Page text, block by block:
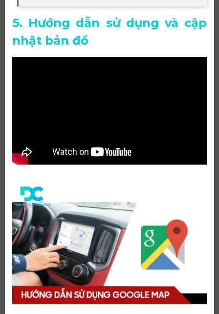
5. Hướng dẫn sử dụng và cập
nhật bản đồ